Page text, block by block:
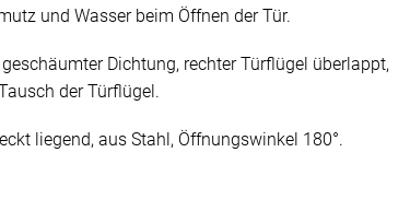
und Wasser beim Öffnen der Tür.
Dichtung, rechter Türflügel überlappt,
der Türflügel.
liegend, aus Stahl, Öffnungswinkel 180°.